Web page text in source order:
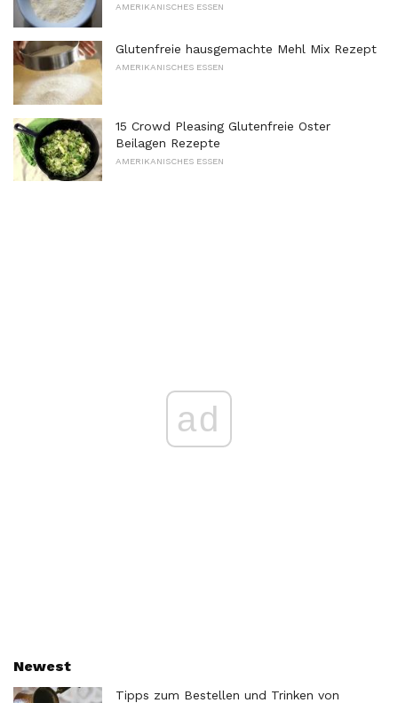
AMERIKANISCHES ESSEN
Glutenfreie hausgemachte Mehl Mix Rezept
AMERIKANISCHES ESSEN
15 Crowd Pleasing Glutenfreie Oster
Beilagen Rezepte
AMERIKANISCHES ESSEN
ad
Newest
Tipps zum Bestellen und Trinken von